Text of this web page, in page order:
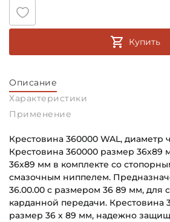
Купить
Описание
Характеристики
Применение
Крестовина 360000 WAL, диаметр
Крестовина 360000 размер 36х89
36х89 мм в комплекте со
смазочным ниппелем.
36.00.00 с размером 36 89 мм, для
карданной передачи. Крестовина
размер 36 х 89 мм, надежно